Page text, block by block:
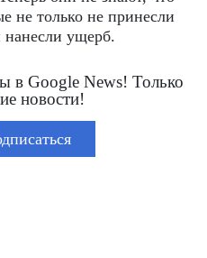
не только не принесли
ущерб.
в Google News! Только
новости!